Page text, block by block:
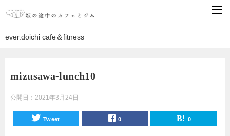
ever.doichi cafe＆fitness
mizusawa-lunch10
公開日： 2021年3月24日
Tweet 0 0